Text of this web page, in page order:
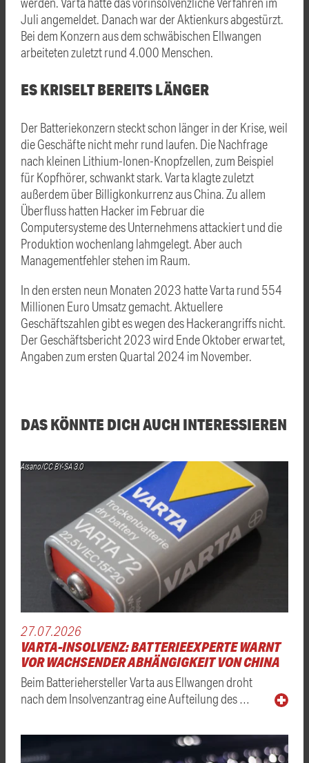
Juli angemeldet. Danach war der Aktienkurs abgestürzt.
Bei dem Konzern aus dem schwäbischen Ellwangen
arbeiteten zuletzt rund 4.000 Menschen.
ES KRISELT BEREITS LÄNGER
Der Batteriekonzern steckt schon länger in der Krise, weil
die Geschäfte nicht mehr rund laufen. Die Nachfrage
nach kleinen Lithium-Ionen-Knopfzellen, zum Beispiel
für Kopfhörer, schwankt stark.Varta klagte zuletzt
außerdem über Billigkonkurrenz aus China. Zu allem
Überfluss hatten Hacker im Februar die
Computersysteme des Unternehmens attackiert und die
Produktion wochenlang lahmgelegt. Aber auch
Managementfehler stehen im Raum.
In den ersten neun Monaten 2023 hatteVarta rund 554
Millionen Euro Umsatz gemacht. Aktuellere
Geschäftszahlen gibt es wegen des Hackerangriffs nicht.
Der Geschäftsbericht 2023 wird Ende Oktober erwartet,
Angaben zum ersten Quartal 2024 im November.
DAS KÖNNTE DICH AUCH INTERESSIEREN
Aisano/CC BY-SA 3.0
27.07.2026
VARTA-INSOLVENZ: BATTERIEEXPERTE WARNT
VOR WACHSENDER ABHÄNGIGKEIT VON CHINA
Beim Batteriehersteller Varta aus Ellwangen droht
nach dem Insolvenzantrag eine Aufteilung des …